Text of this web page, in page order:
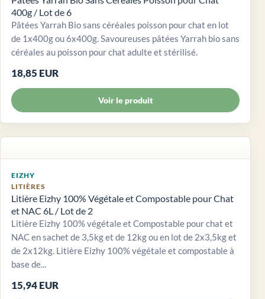
400g / Lot de 6
Pâtées Yarrah Bio sans céréales poisson pour chat en lot
de 1x400g ou 6x400g. Savoureuses pâtées Yarrah bio sans
céréales au poisson pour chat adulte et stérilisé.
18,85 EUR
Voir le produit
EIZHY
LITIÈRES
Litière Eizhy 100% Végétale et Compostable pour Chat
et NAC 6L / Lot de 2
Litière Eizhy 100% végétale et Compostable pour chat et
NAC en sachet de 3,5kg et de 12kg ou en lot de 2x3,5kg et
de 2x12kg. Litière Eizhy 100% végétale et compostable à
base de...
15,94 EUR